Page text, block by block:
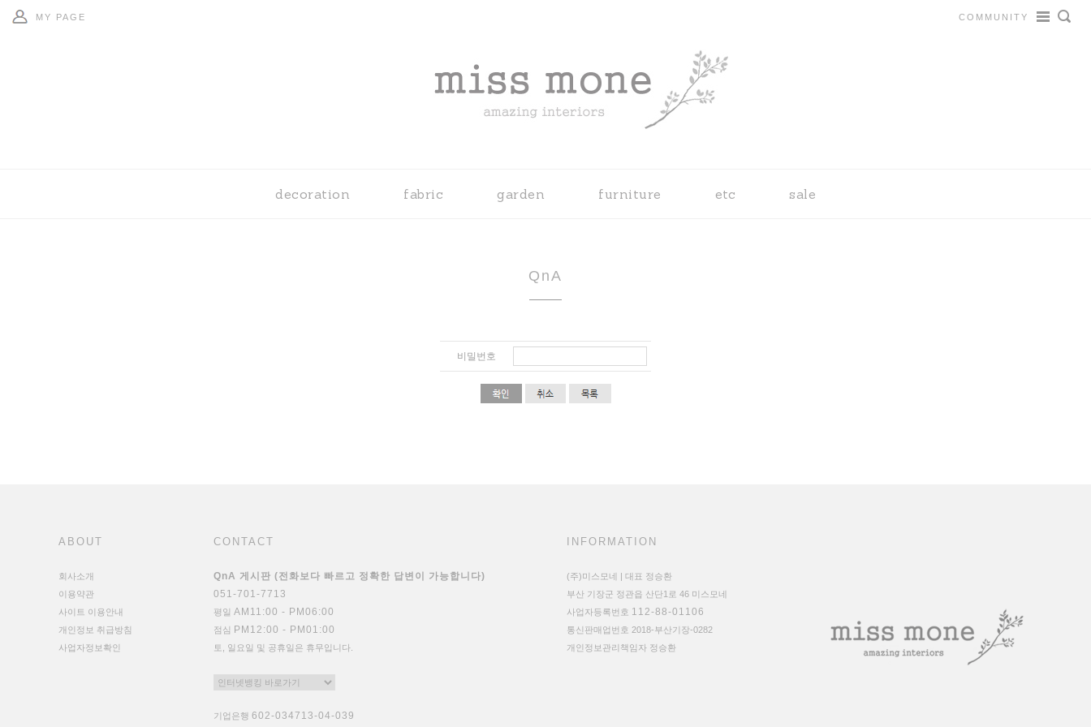
MY PAGE COMMUNITY
decoration fabric garden furniture etc sale
QnA
비밀번호
ABOUT
회사소개
이용약관
사이트 이용안내
개인정보 취급방침
사업자정보확인
CONTACT
QnA 게시판 (전화보다 빠르고 정확한 답변이 가능합니다)
051-701-7713
평일 AM11:00 - PM06:00
점심 PM12:00 - PM01:00
토, 일요일 및 공휴일은 휴무입니다.
기업은행 602-034713-04-039
INFORMATION
(주)미스모네 | 대표 정승환
부산 기장군 정관읍 산단1로 46 미스모네
사업자등록번호 112-88-01106
통신판매업번호 2018-부산기장-0282
개인정보관리책임자 정승환